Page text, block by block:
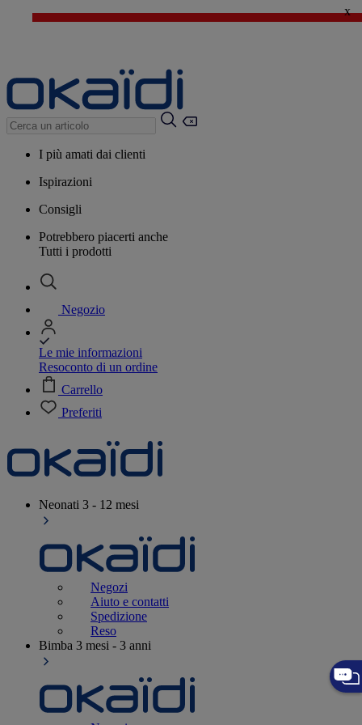
🔥SALDI : Ancora più prodotti fino al -60%*>
x
I più amati dai clienti
Ispirazioni
Consigli
Potrebbero piacerti anche
Tutti i prodotti
Negozio
Le mie informazioni
Resoconto di un ordine
Carrello
Preferiti
Neonati 3 - 12 mesi
Negozi
Aiuto e contatti
Spedizione
Reso
Bimba 3 mesi - 3 anni